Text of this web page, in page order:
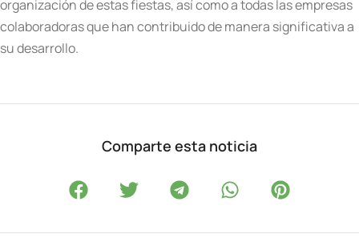
organización de estas fiestas, así como a todas las empresas
colaboradoras que han contribuido de manera significativa a
su desarrollo.
Comparte esta noticia